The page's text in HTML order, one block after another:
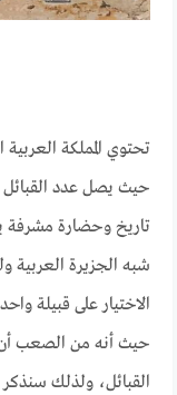
تحتوي المملكة
تاريخ وحضارة مشرفة
شبه الجزيرة العربية
الاختيار على قبيلة
حيث أنه من الصعب أن
القبائل، ولذلك